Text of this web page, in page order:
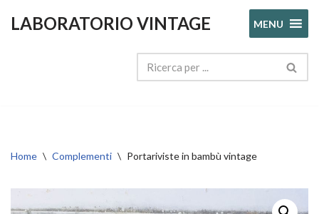
LABORATORIO VINTAGE MENU
Home \ Complementi \ Portariviste in bambù vintage